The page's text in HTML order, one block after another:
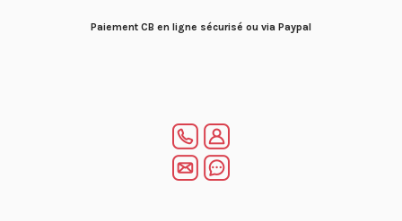
Paiement CB en ligne sécurisé ou via Paypal